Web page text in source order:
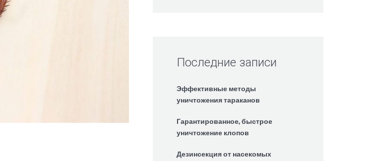
Последние записи
Эффективные методы
уничтожения тараканов
Гарантированное, быстрое
уничтожение клопов
Дезинсекция от насекомых